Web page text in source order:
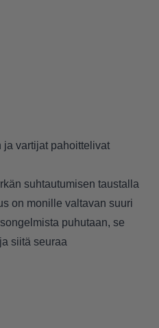
ja vartijat pahoittelivat
suhtautumisen taustalla
on monille valtavan suuri
puhutaan, se
siitä seuraa